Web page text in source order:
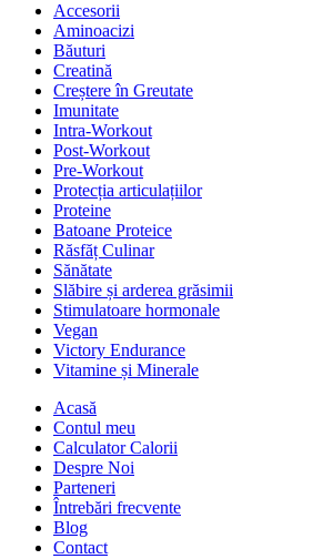
Accesorii
Aminoacizi
Băuturi
Creatină
Creștere în Greutate
Imunitate
Intra-Workout
Post-Workout
Pre-Workout
Protecția articulațiilor
Proteine
Batoane Proteice
Răsfăț Culinar
Sănătate
Slăbire și arderea grăsimii
Stimulatoare hormonale
Vegan
Victory Endurance
Vitamine și Minerale
Acasă
Contul meu
Calculator Calorii
Despre Noi
Parteneri
Întrebări frecvente
Blog
Contact